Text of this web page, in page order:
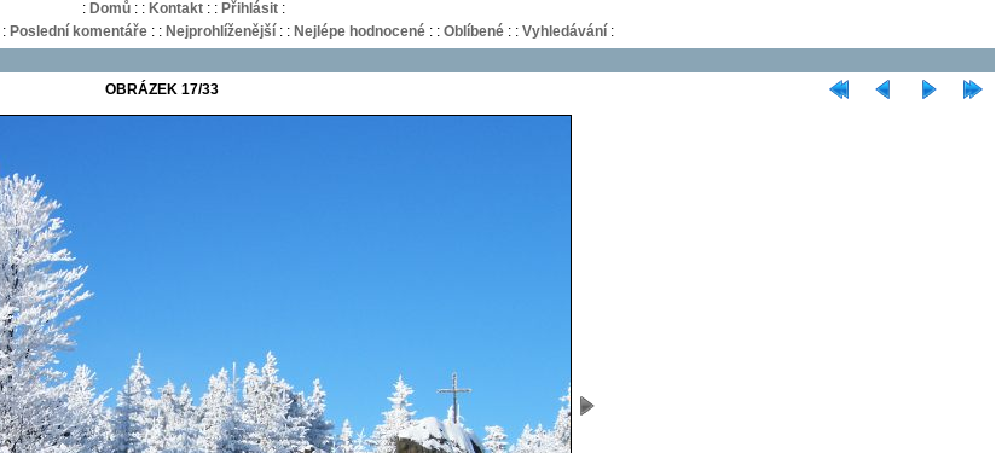
: Domů : : Kontakt : : Přihlásit :
: Poslední komentáře: : Nejprohlíženější: : Nejlépe hodnocené: : Oblíbené: : Vyhledávání:
OBRÁZEK 17/33